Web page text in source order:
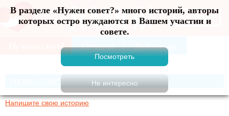
В разделе «Нужен совет?» много историй, авторы
которых остро нуждаются в Вашем участии и
совете.
Меню
Нужен совет?
Напишите свою историю